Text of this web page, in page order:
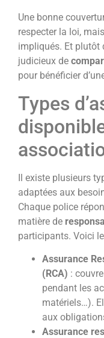
Une bonne
respecter la loi,
impliqués. Et plutôt
judicieux de
pour bénéficier
Types
Il existe plusieurs
adaptées aux
Chaque police
matière de
participants. Voici
Assurance
(RCA) :
pendant les
matériels…).
aux
Assurance